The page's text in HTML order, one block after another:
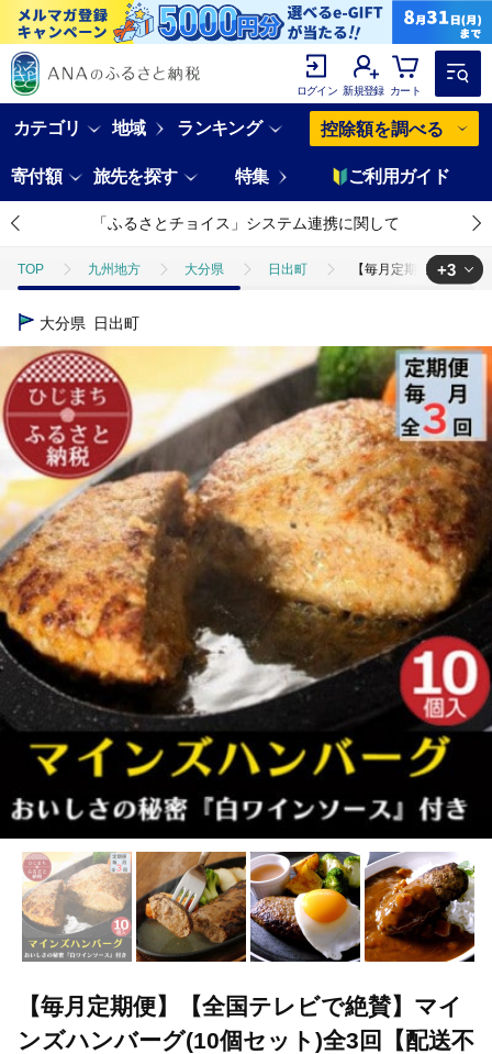
ログイン 新規登録 カート
カテゴリ 地域 ランキング 控除額を調べる
寄付額 旅先を探す 特集 ご利用ガイド
「ふるさとチョイス」システム連携に関して
TOP 九州地方 大分県 日出町 【毎月定期便】【全
TOP
TOP 肉 【毎月定期便】【全国テ
TOP 定期便 【毎月定期便】【全国テレビで絶賛】マインズハン
+3
大分県 日出町
【毎月定期便】【全国テレビで絶賛】マイ
ンズハンバーグ(10個セット)全3回【配送不